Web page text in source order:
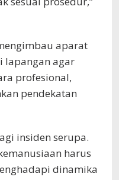
aparat
lapangan agar
profesional,
pendekatan
insiden serupa.
harus
dinamika